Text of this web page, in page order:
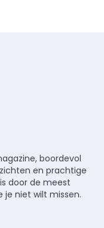
boordevol
en prachtige
door de meest
je niet wilt missen.